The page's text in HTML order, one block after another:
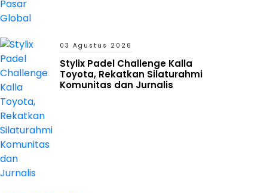
03 Agustus 2026
Stylix Padel Challenge Kalla
Toyota, Rekatkan Silaturahmi
Komunitas dan Jurnalis